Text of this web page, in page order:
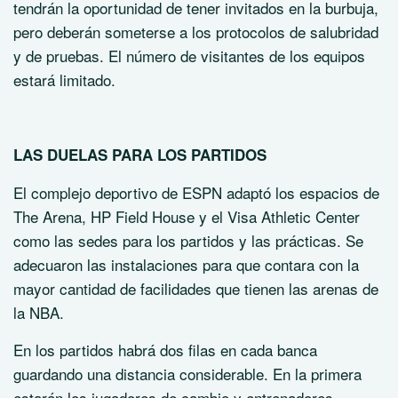
tendrán la oportunidad de tener invitados en la burbuja,
pero deberán someterse a los protocolos de salubridad
y de pruebas. El número de visitantes de los equipos
estará limitado.
LAS DUELAS PARA LOS PARTIDOS
El complejo deportivo de ESPN adaptó los espacios de
The Arena, HP Field House y el Visa Athletic Center
como las sedes para los partidos y las prácticas. Se
adecuaron las instalaciones para que contara con la
mayor cantidad de facilidades que tienen las arenas de
la NBA.
En los partidos habrá dos filas en cada banca
guardando una distancia considerable. En la primera